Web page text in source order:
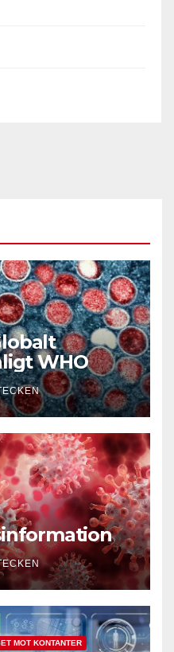
WHO
MOT KONTANTER